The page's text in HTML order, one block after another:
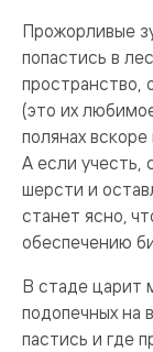
Прожорливые
попастись в
пространство,
(это их
полянах
А если учесть,
шерсти и
станет ясно,
обеспечению
В стаде царит
подопечных на
пастись и где